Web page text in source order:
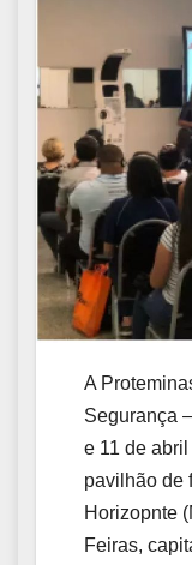
A
Segurança
e 11 de
pavilhão de
Horizopnte
Feiras,